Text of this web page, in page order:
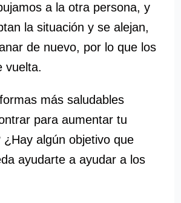
a la otra persona, y
la situación y se alejan,
de nuevo, por lo que los
vuelta.
más saludables
para aumentar tu
¿Hay algún objetivo que
ayudarte a ayudar a los